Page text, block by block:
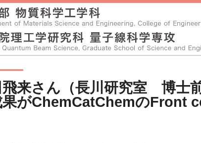
飛来さん（長川研究室 博士
果がChemCatChemのFront